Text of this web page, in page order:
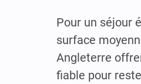
Pour un séjour
surface
Angleterre
fiable pour